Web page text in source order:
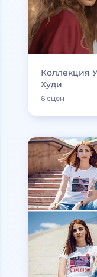
Коллекция
Худи
6 сцен